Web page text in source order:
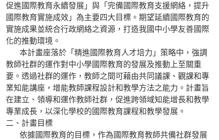
促進國際教育永續發展」與「完備國際教育支援網絡，提升
國際教育實施成效」為主要四大目標。期望延續國際教育的
實施成果並統合行政網絡之資源，打造我國中小學友善國際
化的推動環境。
本計畫座落於「精進國際教育人才培力」策略中，強調
教師社群的運作對中小學國際教育的發展及推動上至關重
要。透過社群的運作，教師之間可藉由共同議課、觀課和專
業知能講座，增能教師課程設計和教學方法之能力。計畫旨
在建立、領導和運作教師社群，促進跨領域知能增長和教學
專業成長，以深化學校的國際教育課程和教學發展。
二、計畫目標
依據國際教育的目標，作為國際教育教師共備社群發展